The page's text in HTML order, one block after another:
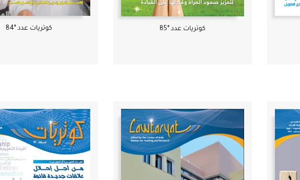
كوتريات عدد °85 كوتريات عدد °84